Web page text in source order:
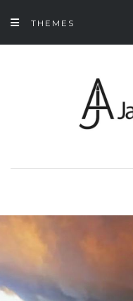
THEMES